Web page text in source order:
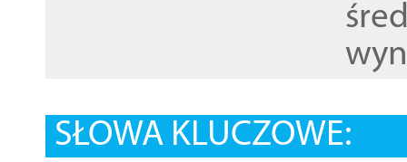
SŁOWA KLUCZOWE: